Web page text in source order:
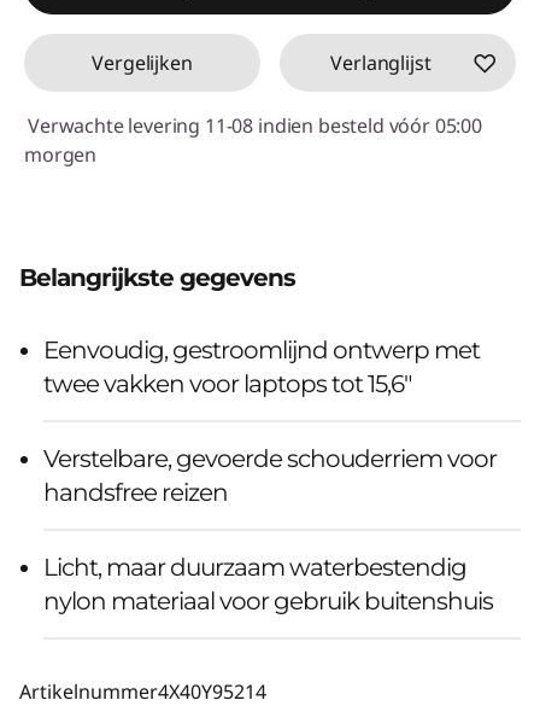
Vergelijken Verlanglijst
Verwachte levering 11-08 indien besteld vóór 05:00
morgen
Belangrijkste gegevens
Eenvoudig, gestroomlijnd ontwerp met
twee vakken voor laptops tot 15,6"
Verstelbare, gevoerde schouderriem voor
handsfree reizen
Licht, maar duurzaam waterbestendig
nylon materiaal voor gebruik buitenshuis
Artikelnummer4X40Y95214